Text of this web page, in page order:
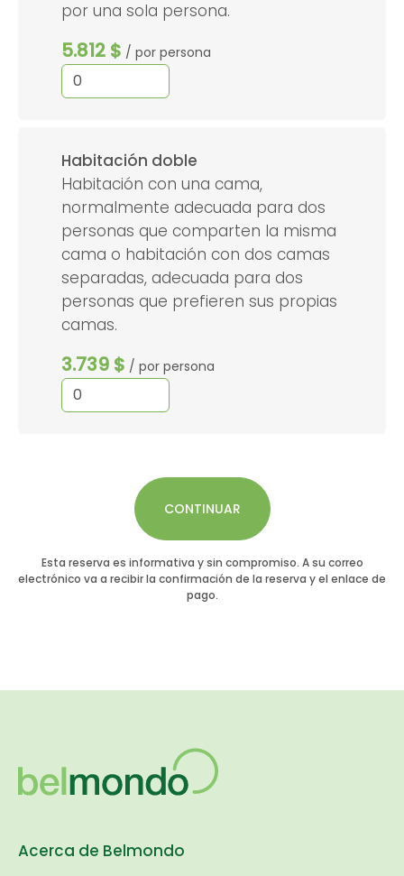
por una sola persona.
5.812 $ / por persona
Habitación doble
Habitación con una cama,
normalmente adecuada para dos
personas que comparten la misma
cama o habitación con dos camas
separadas, adecuada para dos
personas que prefieren sus propias
camas.
3.739 $ / por persona
CONTINUAR
Esta reserva es informativa y sin compromiso. A su correo
electrónico va a recibir la confirmación de la reserva y el enlace de
pago.
Acerca de Belmondo